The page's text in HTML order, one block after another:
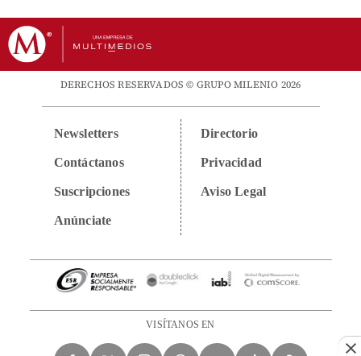
DERECHOS RESERVADOS © GRUPO MILENIO 2026
Newsletters
Contáctanos
Suscripciones
Anúnciate
Directorio
Privacidad
Aviso Legal
VISÍTANOS EN